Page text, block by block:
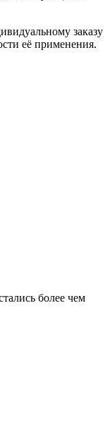
заказу
её применения.
более чем